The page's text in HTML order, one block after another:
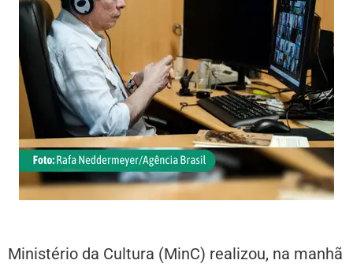
Ministério da Cultura (MinC) realizou, na manhã